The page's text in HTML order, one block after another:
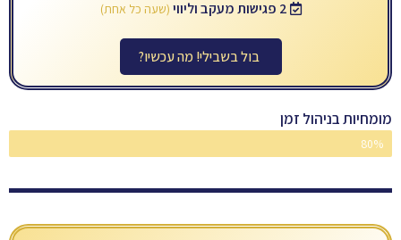
(שעה כל אחת)
בול בשבילי! מה עכשיו?
מומחיות בניהול זמן
מקצוענים
80%